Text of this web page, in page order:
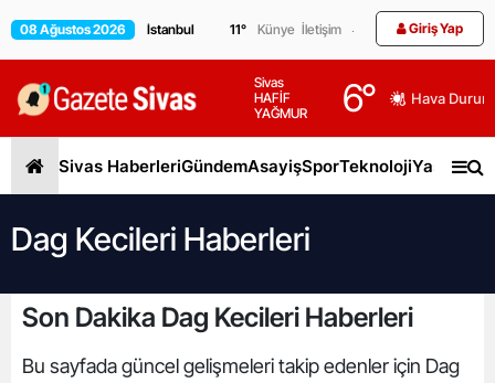
08 Ağustos 2026 11° Künye İletişim Giriş Yap
Sivas
HAFİF
YAĞMUR
6° Hava
Sivas HaberleriGündemAsayişSporTeknolojiYaşam
Dag Kecileri Haberleri
Son Dakika Dag Kecileri Haberleri
Bu sayfada güncel gelişmeleri takip edenler için Dag